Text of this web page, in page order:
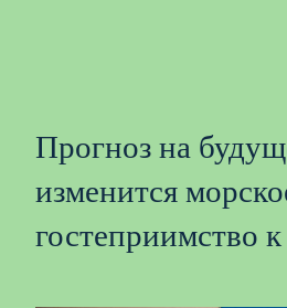
Прогноз на
изменится
гостеприимство